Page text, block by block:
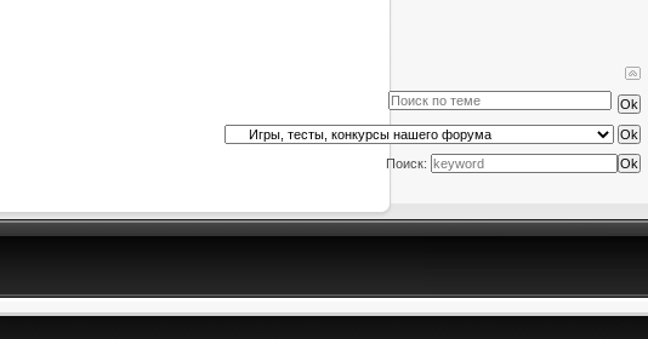
Поиск: